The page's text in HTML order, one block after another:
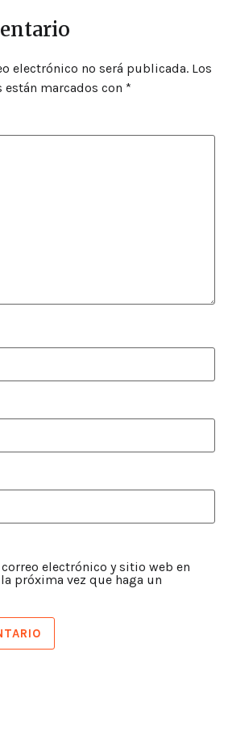
electrónico no será publicada. Los
marcados con *
electrónico y sitio web en
próxima vez que haga un